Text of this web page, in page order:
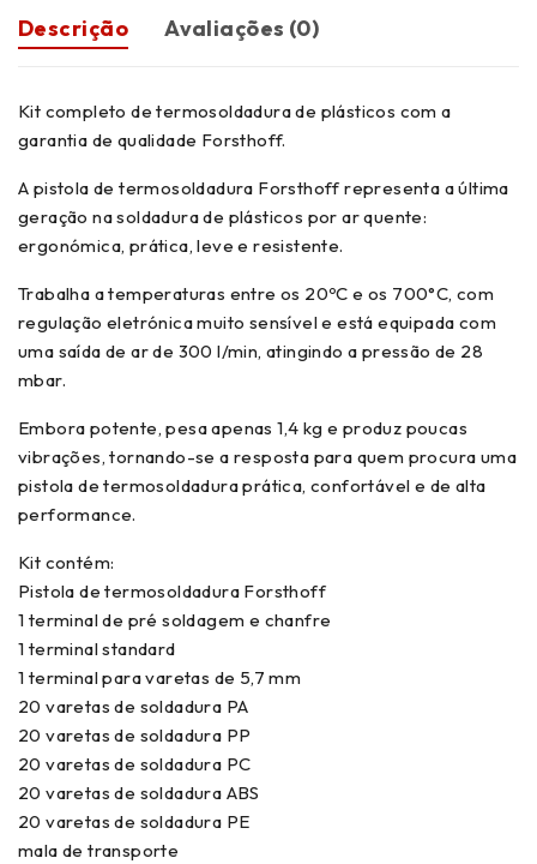
Descrição Avaliações (0)
Kit completo de termosoldadura de plásticos com a
garantia de qualidade Forsthoff.
A pistola de termosoldadura Forsthoff representa a última
geração na soldadura de plásticos por ar quente:
ergonómica, prática, leve e resistente.
Trabalha a temperaturas entre os 20ºC e os 700°C, com
regulação eletrónica muito sensível e está equipada com
uma saída de ar de 300 l/min, atingindo a pressão de 28
mbar.
Embora potente, pesa apenas 1,4 kg e produz poucas
vibrações, tornando-se a resposta para quem procura uma
pistola de termosoldadura prática, confortável e de alta
performance.
Kit contém:
Pistola de termosoldadura Forsthoff
1 terminal de pré soldagem e chanfre
1 terminal standard
1 terminal para varetas de 5,7 mm
20 varetas de soldadura PA
20 varetas de soldadura PP
20 varetas de soldadura PC
20 varetas de soldadura ABS
20 varetas de soldadura PE
mala de transporte